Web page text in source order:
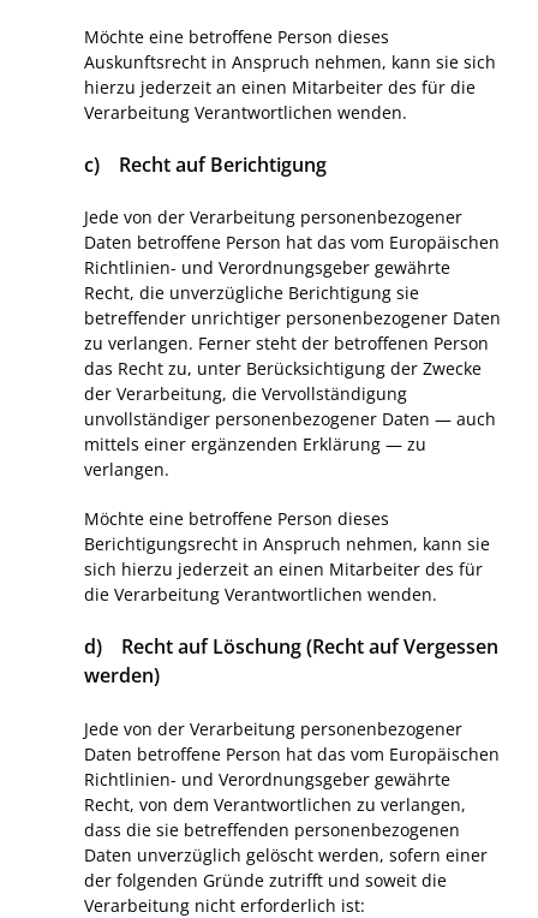
Möchte eine betroffene Person dieses
Auskunftsrecht in Anspruch nehmen, kann sie sich
hierzu jederzeit an einen Mitarbeiter des für die
Verarbeitung Verantwortlichen wenden.
c) Recht auf Berichtigung
Jede von der Verarbeitung personenbezogener
Daten betroffene Person hat das vom Europäischen
Richtlinien- und Verordnungsgeber gewährte
Recht, die unverzügliche Berichtigung sie
betreffender unrichtiger personenbezogener Daten
zu verlangen. Ferner steht der betroffenen Person
das Recht zu, unter Berücksichtigung der Zwecke
der Verarbeitung, die Vervollständigung
unvollständiger personenbezogener Daten — auch
mittels einer ergänzenden Erklärung — zu
verlangen.
Möchte eine betroffene Person dieses
Berichtigungsrecht in Anspruch nehmen, kann sie
sich hierzu jederzeit an einen Mitarbeiter des für
die Verarbeitung Verantwortlichen wenden.
d) Recht auf Löschung (Recht auf Vergessen
werden)
Jede von der Verarbeitung personenbezogener
Daten betroffene Person hat das vom Europäischen
Richtlinien- und Verordnungsgeber gewährte
Recht, von dem Verantwortlichen zu verlangen,
dass die sie betreffenden personenbezogenen
Daten unverzüglich gelöscht werden, sofern einer
der folgenden Gründe zutrifft und soweit die
Verarbeitung nicht erforderlich ist: